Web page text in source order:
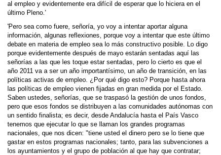
al empleo y evidentemente era difícil de esperar que lo hiciera en el
último Pleno.'
'Pero sea como fuere, señoría, yo voy a intentar aportar alguna
información, algunas reflexiones, porque voy a intentar que este último
debate en materia de empleo sea lo más constructivo posible. Lo digo
porque evidentemente después de mayo estarán sentadas aquí las
señorías a las que les toque estar sentadas, pero lo cierto es que el
año 2011 va a ser un año importantísimo, un año de transición, en las
políticas activas de empleo. ¿Por qué digo esto? Porque hasta ahora
las políticas de empleo vienen fijadas en gran medida por el Estado.
Saben ustedes, señorías, que se traspasó la gestión de unos fondos,
pero que esos fondos se distribuyen a las comunidades autónomas con
un sentido finalista; es decir, desde Andalucía hasta el País Vasco
tenemos que ejecutar lo que se llaman los grandes programas
nacionales, que nos dicen: "tiene usted el dinero pero se lo tiene que
gastar en estos programas nacionales; tanto, para las subvenciones a
los ayuntamientos y el grupo de población al que hay que contratar;